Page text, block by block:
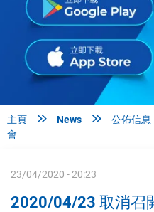
主頁  News  公佈信息
會
23/04/2020 - 20:23
2020/04/23 取消召